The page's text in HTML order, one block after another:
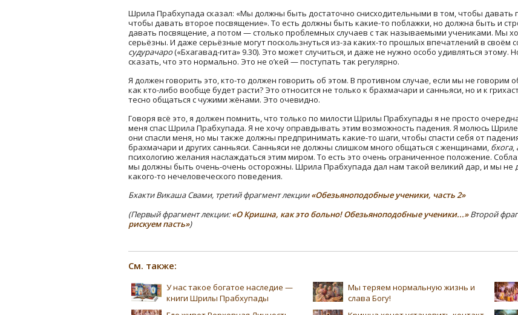
Шрила Прабхупада сказал: «Мы должны быть достаточно снисходительными в том, чтобы давать
чтобы давать второе посвящение». То есть должны быть какие-то поблажки, но должна быть и
давать посвящение, а потом — столько проблемных случаев с так называемыми учениками. Мы
серьёзны. И даже серьёзные могут поскользнуться из-за каких-то прошлых впечатлений в своём
судурачаро(«Бхагавад-гита» 9.30). Это может случиться, и даже не нужно особо удивляться
сказать, что это нормально. Это не о’кей — поступать так регулярно.
Я должен говорить это, кто-то должен говорить об этом. В противном случае, если мы не говорим
как кто-либо вообще будет расти? Это относится не только к брахмачари и санньяси, но и к
тесно общаться с чужими жёнами. Это очевидно.
Говоря всё это, я должен помнить, что только по милости Шрилы Прабхупады я не просто
меня спас Шрила Прабхупада. Я не хочу оправдывать этим возможность падения. Я молюсь
они спасли меня, но мы также должны предпринимать какие-то шаги, чтобы спасти себя от
брахмачари и других санньяси. Санньяси не должны слишком много общаться с женщинами, бхога,
психологию желания наслаждаться этим миром. То есть это очень ограниченное положение.
мы должны быть очень-очень осторожны. Шрила Прабхупада дал нам такой великий дар, и мы не
какого-то нечеловеческого поведения.
Бхакти Викаша Свами, третий фрагмент лекции«Обезьяноподобные ученики, часть 2»
(Первый фрагмент лекции:«О Кришна, как это больно! Обезьяноподобные ученики...»Второй
рискуем пасть»)
См. также:
У нас такое богатое наследие —
книги Шрилы Прабхупады
Мы теряем нормальную жизнь и
слава Богу!